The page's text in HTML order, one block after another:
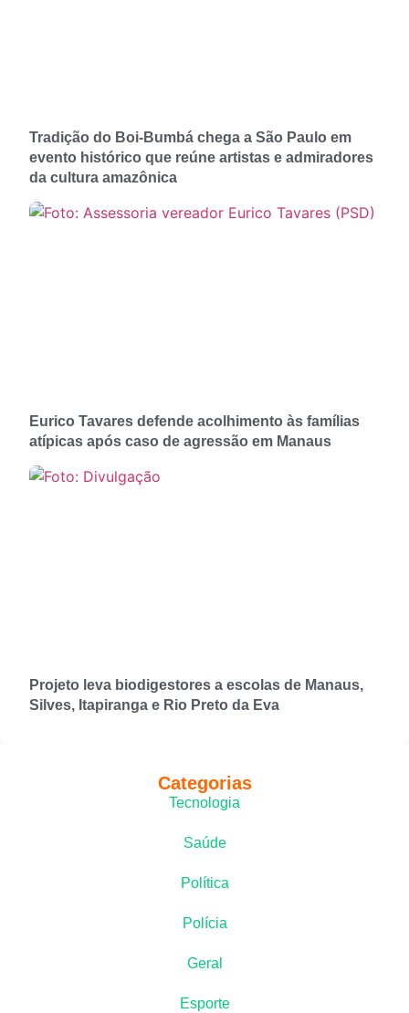
Tradição do Boi-Bumbá chega a São Paulo em
evento histórico que reúne artistas e admiradores
da cultura amazônica
Eurico Tavares defende acolhimento às famílias
atípicas após caso de agressão em Manaus
Projeto leva biodigestores a escolas de Manaus,
Silves, Itapiranga e Rio Preto da Eva
Categorias
Tecnologia
Saúde
Política
Polícia
Geral
Esporte